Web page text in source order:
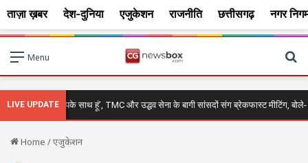
Menu
LIVE UPDATE
की बात नहीं, मैं आपके साथ हूं’, TMC और उद्धव सेना के बागी सांसदों संग ब्रेकफास्ट मीटिंग, बोले-
Home /एजुकेशन
ताज़ा ख़बर देश-दुनिया एजुकेशन राजनीति छत्तीसगढ़ नगर